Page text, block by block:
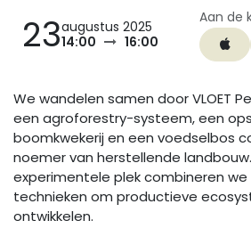
23augustus 2025
14:00
16:00
Aan de
We wandelen samen door VLOET
een agroforestry-systeem, een
boomkwekerij en een voedselbos
noemer van herstellende
experimentele plek combineren
technieken om productieve
ontwikkelen.